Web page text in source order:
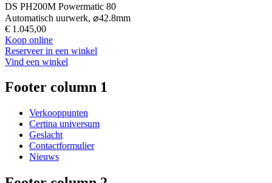
DS PH200M Powermatic 80
Automatisch uurwerk, ⌀42.8mm
€ 1.045,00
Koop online
Reserveer in een winkel
Vind een winkel
Footer column 1
Verkooppunten
Certina universum
Geslacht
Contactformulier
Nieuws